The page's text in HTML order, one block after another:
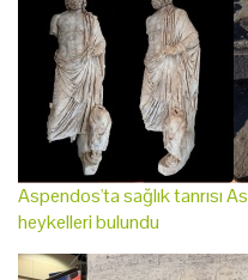
Aspendos'ta sağlık tanrısı
heykelleri bulundu